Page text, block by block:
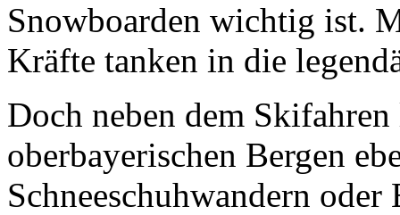
Snowboarden wichtig ist.
Kräfte tanken in die
Doch neben dem
oberbayerischen Bergen
Schneeschuhwandern